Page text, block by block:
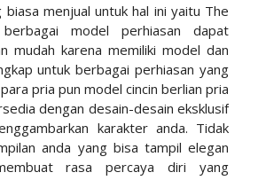
biasa menjual untuk hal ini yaitu The
model perhiasan dapat
mudah karena memiliki model dan
untuk berbagai perhiasan yang
pria pun model cincin berlian pria
dengan desain-desain eksklusif
karakter anda. Tidak
anda yang bisa tampil elegan
rasa percaya diri yang